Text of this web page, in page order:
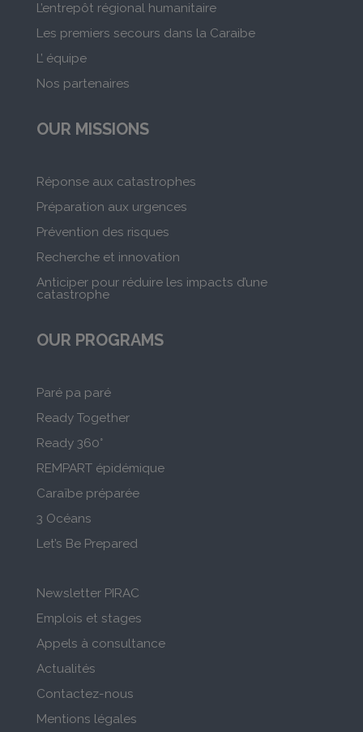
L’entrepôt régional humanitaire
Les premiers secours dans la Caraibe
L’ équipe
Nos partenaires
OUR MISSIONS
Réponse aux catastrophes
Préparation aux urgences
Prévention des risques
Recherche et innovation
Anticiper pour réduire les impacts d’une
catastrophe
OUR PROGRAMS
Paré pa paré
Ready Together
Ready 360°
REMPART épidémique
Caraïbe préparée
3 Océans
Let’s Be Prepared
Newsletter PIRAC
Emplois et stages
Appels à consultance
Actualités
Contactez-nous
Mentions légales